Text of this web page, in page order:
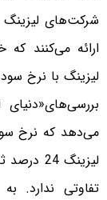
شرکت‌های لیزینگ
ارائه می‌کنند
لیزینگ با نرخ
می‌دهد که نرخ
لیزینگ
تفاوتی ندارد.